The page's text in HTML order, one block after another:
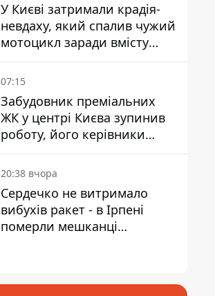
У Києві затримали крадія-
невдаху, який спалив чужий
мотоцикл заради вмісту
багажника
07:15
Забудовник преміальних
ЖК у центрі Києва зупинив
роботу, його керівники
втекли з України - Bihus.info
20:38 вчора
Сердечко не витримало
вибухів ракет - в Ірпені
померли мешканці